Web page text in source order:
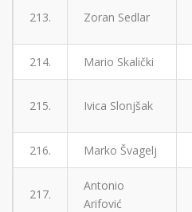
213. Zoran Sedlar
214. Mario Skalički
215. Ivica Slonjšak
216. Marko Švagelj
217.
Antonio
Arifović